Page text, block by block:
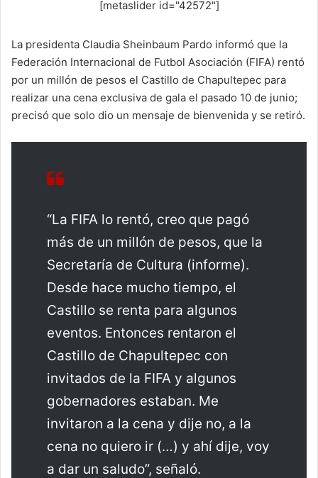
[metaslider id="42572"]
La presidenta Claudia Sheinbaum Pardo informó que la
Federación Internacional de Futbol Asociación (FIFA) rentó
por un millón de pesos el Castillo de Chapultepec para
realizar una cena exclusiva de gala el pasado 10 de junio;
precisó que solo dio un mensaje de bienvenida y se retiró.
“La FIFA lo rentó, creo que pagó
más de un millón de pesos, que la
Secretaría de Cultura (informe).
Desde hace mucho tiempo, el
Castillo se renta para algunos
eventos. Entonces rentaron el
Castillo de Chapultepec con
invitados de la FIFA y algunos
gobernadores estaban. Me
invitaron a la cena y dije no, a la
cena no quiero ir (…) y ahí dije, voy
a dar un saludo”, señaló.